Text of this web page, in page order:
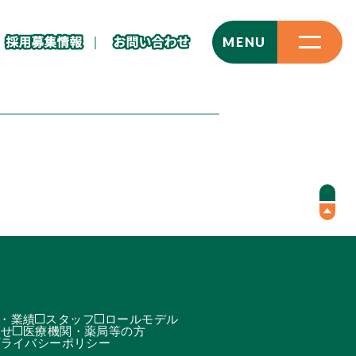
MENU
CLOSE
業績 スタッフ
ロールモデル
医療機関・薬局等の方
イバシーポリシー